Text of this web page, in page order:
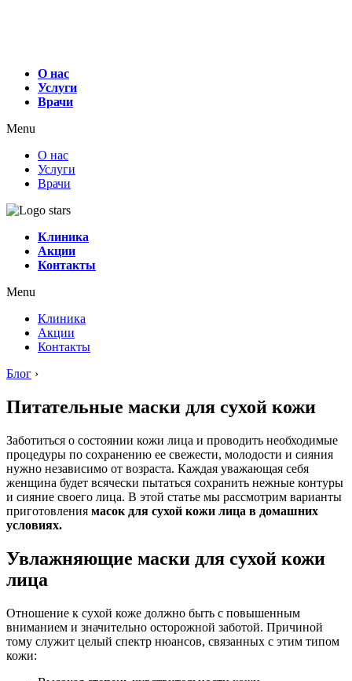
О нас
Услуги
Врачи
Menu
О нас
Услуги
Врачи
Клиника
Акции
Контакты
Menu
Клиника
Акции
Контакты
Блог ›
Питательные маски для сухой кожи
Заботиться о состоянии кожи лица и проводить необходимые
процедуры по сохранению ее свежести, молодости и сияния
нужно независимо от возраста. Каждая уважающая себя
женщина будет всячески пытаться сохранить нежные контуры
и сияние своего лица. В этой статье мы рассмотрим варианты
приготовления масок для сухой кожи лица в домашних
условиях.
Увлажняющие маски для сухой кожи
лица
Отношение к сухой коже должно быть с повышенным
вниманием и значительно осторожной заботой. Причиной
тому служит целый спектр нюансов, связанных с этим типом
кожи: